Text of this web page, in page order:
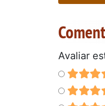
Avaliar